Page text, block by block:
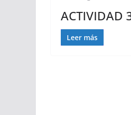
ACTIVIDAD
Leer más